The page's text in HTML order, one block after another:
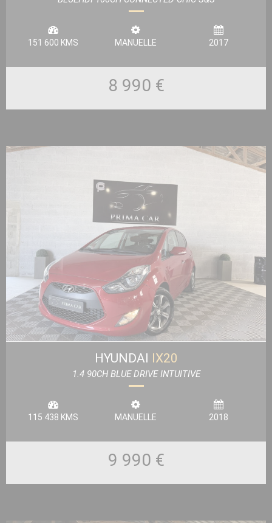
151 600 KMS MANUELLE 2017
8 990 €
HYUNDAI IX20
1.4 90CH BLUE DRIVE INTUITIVE
115 438 KMS MANUELLE 2018
9 990 €